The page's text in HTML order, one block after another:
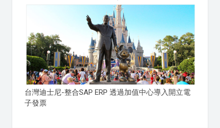
台灣迪士尼-整合SAP ERP 透過加值中心導入開立電
子發票